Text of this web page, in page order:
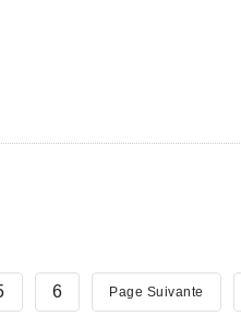
Page
6 Page
Page Suivante